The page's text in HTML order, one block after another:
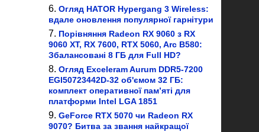
Огляд HATOR Hypergang 3 Wireless:
вдале оновлення популярної гарнітури
Порівняння Radeon RX 9060 з RX
9060 XT, RX 7600, RTX 5060, Arc B580:
Збалансовані 8 ГБ для Full HD?
Огляд Exceleram Aurum DDR5-7200
EGI50723442D-32 об'ємом 32 ГБ:
комплект оперативної пам’яті для
платформи Intel LGA 1851
GeForce RTX 5070 чи Radeon RX
9070? Битва за звання найкращої